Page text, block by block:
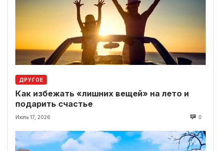
ДРУГОЕ
Как избежать «лишних вещей» на лето и
подарить счастье
Июль 17, 2026 0